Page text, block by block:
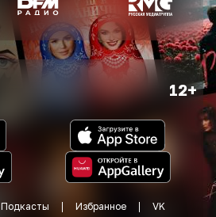
12+
Подкасты Избранное VK